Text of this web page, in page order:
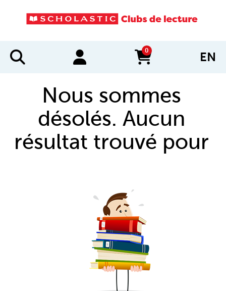
0
items in cart EN
Nous sommes
désolés. Aucun
résultat trouvé pour